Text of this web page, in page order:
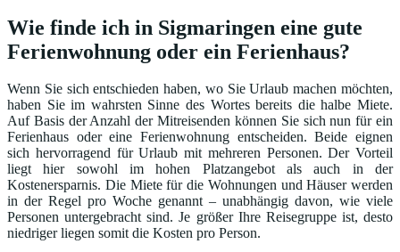
Wie finde ich in Sigmaringen eine gute
Ferienwohnung oder ein Ferienhaus?
Wenn Sie sich entschieden haben, wo Sie Urlaub machen möchten,
haben Sie im wahrsten Sinne des Wortes bereits die halbe Miete.
Auf Basis der Anzahl der Mitreisenden können Sie sich nun für ein
Ferienhaus oder eine Ferienwohnung entscheiden. Beide eignen
sich hervorragend für Urlaub mit mehreren Personen. Der Vorteil
liegt hier sowohl im hohen Platzangebot als auch in der
Kostenersparnis. Die Miete für die Wohnungen und Häuser werden
in der Regel pro Woche genannt – unabhängig davon, wie viele
Personen untergebracht sind. Je größer Ihre Reisegruppe ist, desto
niedriger liegen somit die Kosten pro Person.